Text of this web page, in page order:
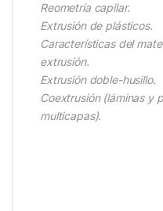
Reometría capilar.
Extrusión de plásticos.
Características del
extrusión.
Extrusión doble-husillo.
Coextrusión (láminas y
multicapas).